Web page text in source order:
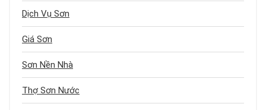
Dịch Vụ Sơn
Giá Sơn
Sơn Nền Nhà
Thợ Sơn Nước